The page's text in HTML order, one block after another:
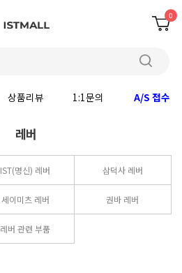
0
상품리뷰 1:1문의 A/S 접수
레버
IST(명신) 레버 삼덕사 레버
세이미츠 레버 권바 레버
레버 관련 부품